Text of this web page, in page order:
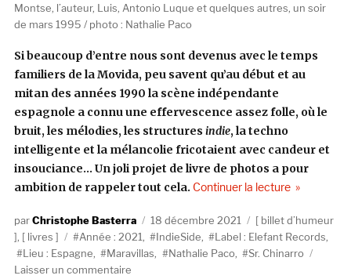
Montse, l’auteur, Luis, Antonio Luque et quelques autres, un soir
de mars 1995 / photo : Nathalie Paco
Si beaucoup d’entre nous sont devenus avec le temps
familiers de la Movida, peu savent qu’au début et au
mitan des années 1990 la scène indépendante
espagnole a connu une effervescence assez folle, où le
bruit, les mélodies, les structures indie, la techno
intelligente et la mélancolie fricotaient avec candeur et
insouciance… Un joli projet de livre de photos a pour
ambition de rappeler tout cela. Continuer la lecturede «
AuteurChristophe Basterra
Publié
le
18 décembre 2021 Catégories
billet d’humeur
livres Étiquettes
Année : 2021 IndieSide Label : Elefant Records
Lieu : Espagne
Maravillas Nathalie Paco
Sr. Chinarro
Laisser un commentairesur